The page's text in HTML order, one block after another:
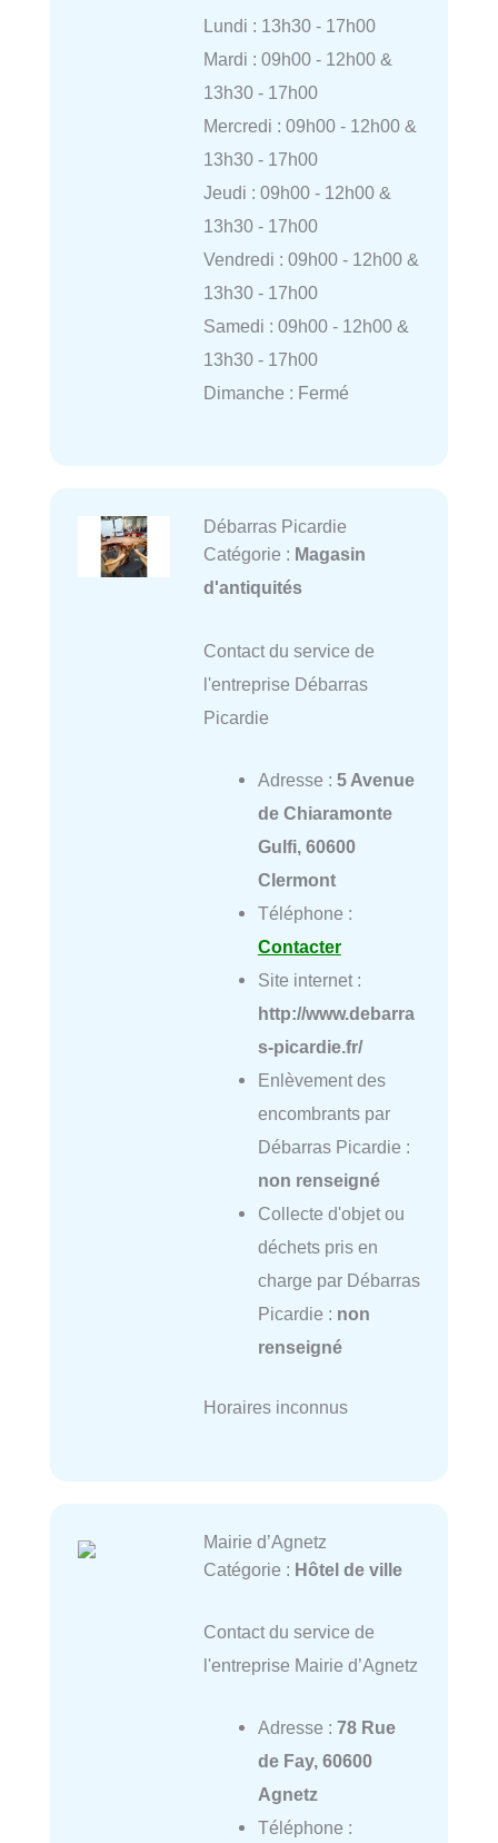
Lundi : 13h30 - 17h00
Mardi : 09h00 - 12h00 &
13h30 - 17h00
Mercredi : 09h00 - 12h00 &
13h30 - 17h00
Jeudi : 09h00 - 12h00 &
13h30 - 17h00
Vendredi : 09h00 - 12h00 &
13h30 - 17h00
Samedi : 09h00 - 12h00 &
13h30 - 17h00
Dimanche : Fermé
Débarras Picardie
Catégorie : Magasin
d'antiquités
Contact du service de
l'entreprise Débarras
Picardie
Adresse : 5 Avenue
de Chiaramonte
Gulfi, 60600
Clermont
Téléphone :
Contacter
Site internet :
http://www.debarra
s-picardie.fr/
Enlèvement des
encombrants par
Débarras Picardie :
non renseigné
Collecte d'objet ou
déchets pris en
charge par Débarras
Picardie : non
renseigné
Horaires inconnus
Mairie d’Agnetz
Catégorie : Hôtel de ville
Contact du service de
l'entreprise Mairie d’Agnetz
Adresse : 78 Rue
de Fay, 60600
Agnetz
Téléphone :